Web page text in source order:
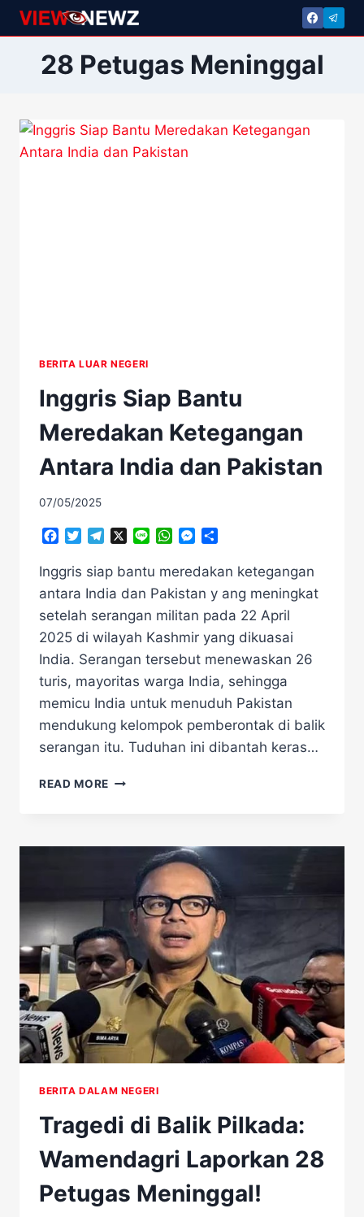
Skip
to
content28 Petugas Meninggal
BERITA LUAR NEGERI
Inggris Siap Bantu
Meredakan Ketegangan
Antara India dan Pakistan
07/05/2025
Facebook
TwitterTelegramLine WhatsAppMessenger
Inggris siap bantu meredakan ketegangan
antara India dan Pakistan y ang meningkat
setelah serangan militan pada 22 April
2025 di wilayah Kashmir yang dikuasai
India. Serangan tersebut menewaskan 26
turis, mayoritas warga India, sehingga
memicu India untuk menuduh Pakistan
mendukung kelompok pemberontak di balik
serangan itu. Tuduhan ini dibantah keras…
READ MORE INGGRIS
KETEGANGAN
ANTARA
INDIA
DAN
PAKISTAN
BERITA DALAM NEGERI
Tragedi di Balik Pilkada:
Wamendagri Laporkan 28
Petugas Meninggal!